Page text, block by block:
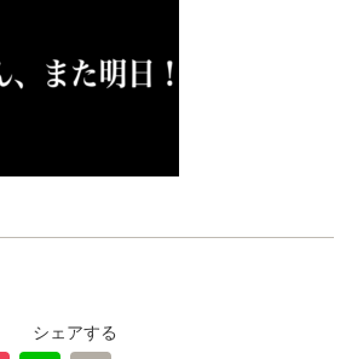
シェアする